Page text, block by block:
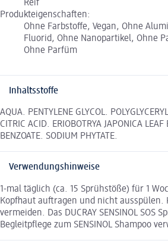
Reif
Produkteigenschaften:
Ohne Farbstoffe, Vegan, Ohne
Fluorid, Ohne Nanopartikel, Ohne
Ohne Parfüm
Inhaltsstoffe
AQUA. PENTYLENE GLYCOL.
CITRIC ACID. ERIOBOTRYA JAPONICA LEAF
BENZOATE. SODIUM PHYTATE.
Verwendungshinweise
1-mal täglich (ca. 15 Sprühstöße) für 1
Kopfhaut auftragen und nicht ausspülen.
vermeiden. Das DUCRAY SENSINOL SOS
Begleitpflege zum SENSINOL Shampoo